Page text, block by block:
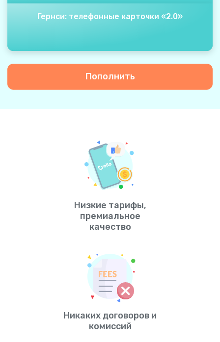
Гернси: телефонные карточки «2.0»
Пополнить
Низкие тарифы,
премиальное
качество
Никаких договоров и
комиссий